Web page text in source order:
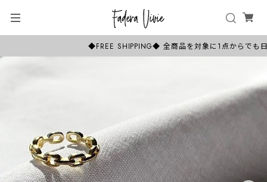
◆FREE SHIPPING◆ 全商品を対象に1点からでも